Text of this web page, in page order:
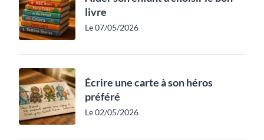
livre
Le 07/05/2026
Écrire une carte à son héros
préféré
Le 02/05/2026